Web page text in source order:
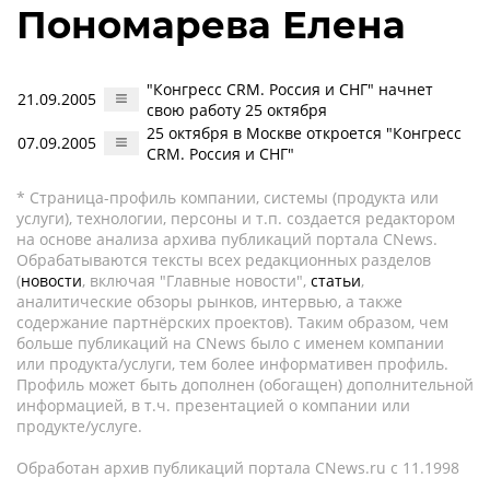
Пономарева Елена
21.09.2005
"Конгресс CRM. Россия и СНГ" начнет
свою работу 25 октября
07.09.2005
25 октября в Москве откроется "Конгресс
CRM. Россия и СНГ"
* Страница-профиль компании, системы (продукта или
услуги), технологии, персоны и т.п. создается редактором
на основе анализа архива публикаций портала CNews.
Обрабатываются тексты всех редакционных разделов
(новости, включая "Главные новости", статьи,
аналитические обзоры рынков, интервью, а также
содержание партнёрских проектов). Таким образом, чем
больше публикаций на CNews было с именем компании
или продукта/услуги, тем более информативен профиль.
Профиль может быть дополнен (обогащен) дополнительной
информацией, в т.ч. презентацией о компании или
продукте/услуге.
Обработан архив публикаций портала CNews.ru c 11.1998